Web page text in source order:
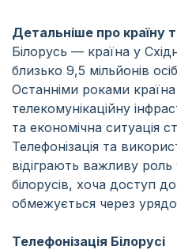
Детальніше про країну
Білорусь — країна у
близько 9,5 мільйонів
Останніми роками
телекомунікаційну
та економічна ситуація
Телефонізація та
відіграють важливу
білорусів, хоча доступ
обмежується через
Телефонізація Білорусі